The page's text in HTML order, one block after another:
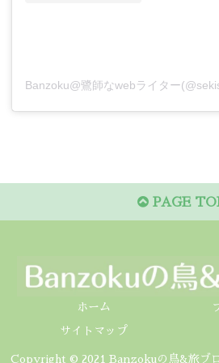
PAGE
ホーム
サイトマップ
Copyright © 2021 Banzokuの鳥&旅ブ